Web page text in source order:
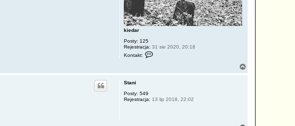
kiedar
Posty: 125
Rejestracja: 31 sie 2020, 20:18
Kontakt:
u
a
Stani
Posty: 549
Rejestracja: 13 lip 2018, 22:02